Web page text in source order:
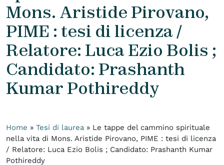
Mons. Aristide Pirovano,
PIME : tesi di licenza /
Relatore: Luca Ezio Bolis ;
Candidato: Prashanth
Kumar Pothireddy
Home » Tesi di laurea » Le tappe del cammino spirituale
nella vita di Mons. Aristide Pirovano, PIME : tesi di licenza
/ Relatore: Luca Ezio Bolis ; Candidato: Prashanth Kumar
Pothireddy